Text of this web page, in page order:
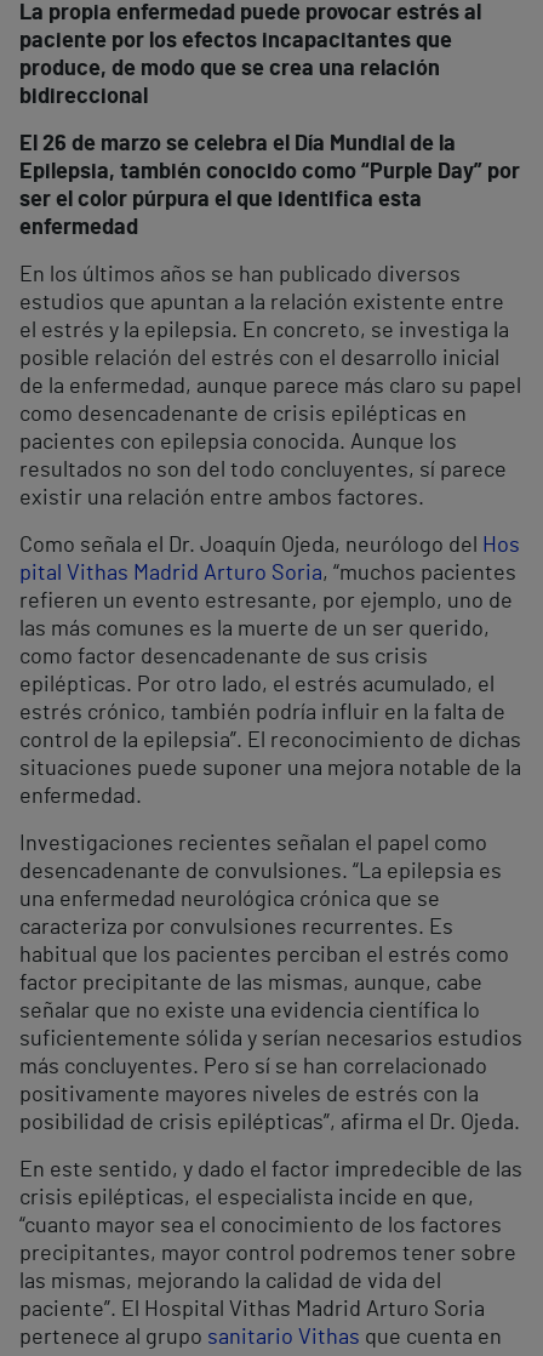
La propia enfermedad puede provocar estrés al
paciente por los efectos incapacitantes que
produce, de modo que se crea una relación
bidireccional
El 26 de marzo se celebra el Día Mundial de la
Epilepsia, también conocido como “Purple Day” por
ser el color púrpura el que identifica esta
enfermedad
En los últimos años se han publicado diversos
estudios que apuntan a la relación existente entre
el estrés y la epilepsia. En concreto, se investiga la
posible relación del estrés con el desarrollo inicial
de la enfermedad, aunque parece más claro su papel
como desencadenante de crisis epilépticas en
pacientes con epilepsia conocida. Aunque los
resultados no son del todo concluyentes, sí parece
existir una relación entre ambos factores.
Como señala el Dr. Joaquín Ojeda, neurólogo del
Hos
pital Vithas Madrid Arturo Soria, “muchos pacientes
refieren un evento estresante, por ejemplo, uno de
las más comunes es la muerte de un ser querido,
como factor desencadenante de sus crisis
epilépticas. Por otro lado, el estrés acumulado, el
estrés crónico, también podría influir en la falta de
control de la epilepsia”. El reconocimiento de dichas
situaciones puede suponer una mejora notable de la
enfermedad.
Investigaciones recientes señalan el papel como
desencadenante de convulsiones. “La epilepsia es
una enfermedad neurológica crónica que se
caracteriza por convulsiones recurrentes. Es
habitual que los pacientes perciban el estrés como
factor precipitante de las mismas, aunque, cabe
señalar que no existe una evidencia científica lo
suficientemente sólida y serían necesarios estudios
más concluyentes. Pero sí se han correlacionado
positivamente mayores niveles de estrés con la
posibilidad de crisis epilépticas”, afirma el Dr. Ojeda.
En este sentido, y dado el factor impredecible de las
crisis epilépticas, el especialista incide en que,
“cuanto mayor sea el conocimiento de los factores
precipitantes, mayor control podremos tener sobre
las mismas, mejorando la calidad de vida del
paciente”. El Hospital Vithas Madrid Arturo Soria
pertenece al grupo sanitario Vithas que cuenta en